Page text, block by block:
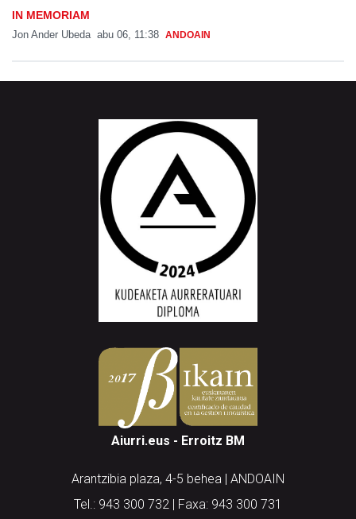
IN MEMORIAM
Jon Ander Ubeda abu 06, 11:38 ANDOAIN
Aiurri.eus - Erroitz BM
Arantzibia plaza, 4-5 behea | ANDOAIN
Tel.: 943 300 732 | Faxa: 943 300 731